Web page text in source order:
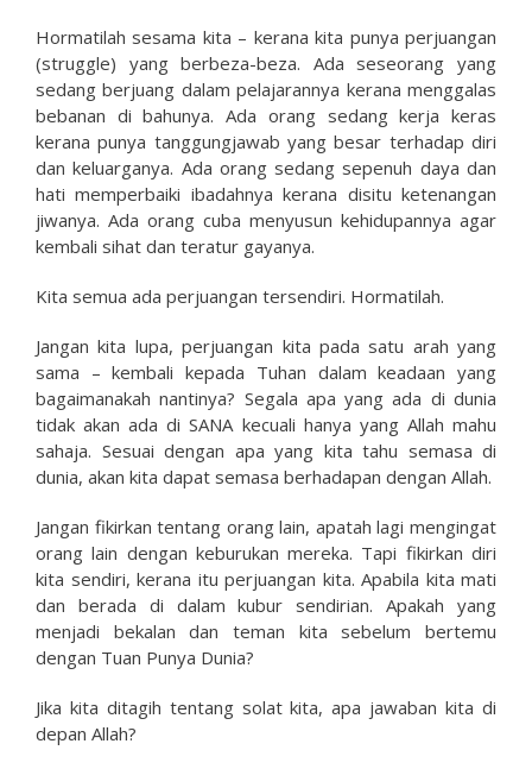
Hormatilah sesama kita – kerana kita punya perjuangan
(struggle) yang berbeza-beza. Ada seseorang yang
sedang berjuang dalam pelajarannya kerana menggalas
bebanan di bahunya. Ada orang sedang kerja keras
kerana punya tanggungjawab yang besar terhadap diri
dan keluarganya. Ada orang sedang sepenuh daya dan
hati memperbaiki ibadahnya kerana disitu ketenangan
jiwanya. Ada orang cuba menyusun kehidupannya agar
kembali sihat dan teratur gayanya.
Kita semua ada perjuangan tersendiri. Hormatilah.
Jangan kita lupa, perjuangan kita pada satu arah yang
sama – kembali kepada Tuhan dalam keadaan yang
bagaimanakah nantinya? Segala apa yang ada di dunia
tidak akan ada di SANA kecuali hanya yang Allah mahu
sahaja. Sesuai dengan apa yang kita tahu semasa di
dunia, akan kita dapat semasa berhadapan dengan Allah.
Jangan fikirkan tentang orang lain, apatah lagi mengingat
orang lain dengan keburukan mereka. Tapi fikirkan diri
kita sendiri, kerana itu perjuangan kita. Apabila kita mati
dan berada di dalam kubur sendirian. Apakah yang
menjadi bekalan dan teman kita sebelum bertemu
dengan Tuan Punya Dunia?
Jika kita ditagih tentang solat kita, apa jawaban kita di
depan Allah?